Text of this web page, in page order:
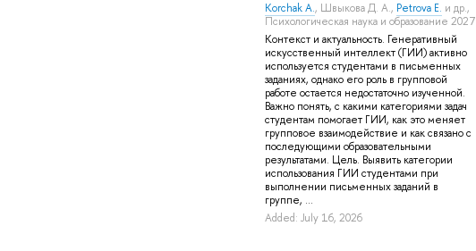
Korchak A., Швыкова Д. А., Petrova E. и др.,
Психологическая наука и образование 2027
Контекст и актуальность. Генеративный
искусственный интеллект (ГИИ) активно
используется студентами в письменных
заданиях, однако его роль в групповой
работе остается недостаточно изученной.
Важно понять, с какими категориями задач
студентам помогает ГИИ, как это меняет
групповое взаимодействие и как связано с
последующими образовательными
результатами. Цель. Выявить категории
использования ГИИ студентами при
выполнении письменных заданий в
группе, ...
Added: July 16, 2026